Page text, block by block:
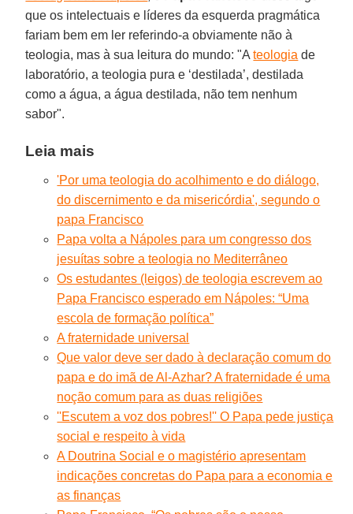
que os intelectuais e líderes da esquerda pragmática
fariam bem em ler referindo-a obviamente não à
teologia, mas à sua leitura do mundo: "Ateologia de
laboratório, a teologia pura e ‘destilada’, destilada
como a água, a água destilada, não tem nenhum
sabor".
Leia mais
'Por uma teologia do acolhimento e do diálogo,
do discernimento e da misericórdia', segundo o
papa Francisco
Papa volta a Nápoles para um congresso dos
jesuítas sobre a teologia no Mediterrâneo
Os estudantes (leigos) de teologia escrevem ao
Papa Francisco esperado em Nápoles: “Uma
escola de formação política”
A fraternidade universal
Que valor deve ser dado à declaração comum do
papa e do imã de Al-Azhar? A fraternidade é uma
noção comum para as duas religiões
''Escutem a voz dos pobres!'' O Papa pede justiça
social e respeito à vida
A Doutrina Social e o magistério apresentam
indicações concretas do Papa para a economia e
as finanças